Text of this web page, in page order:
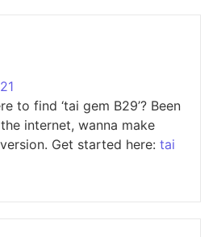
to find ‘tai gem B29’? Been
internet, wanna make
Get started here: tai